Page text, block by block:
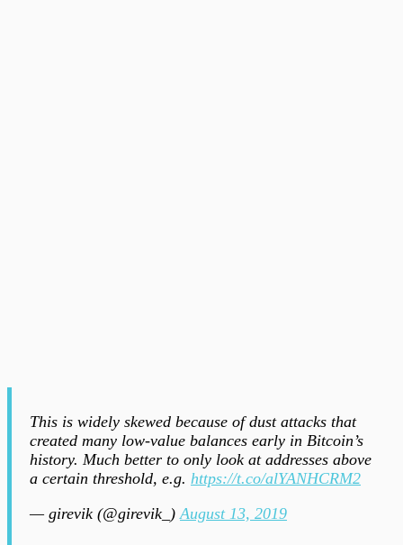
This is widely skewed because of dust attacks that
created many low-value balances early in Bitcoin’s
history. Much better to only look at addresses above
a certain threshold, e.g. https://t.co/alYANHCRM2
— girevik (@girevik_) August 13, 2019